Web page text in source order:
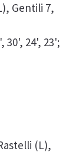
Gentili 7,
30', 24', 23';
(L),